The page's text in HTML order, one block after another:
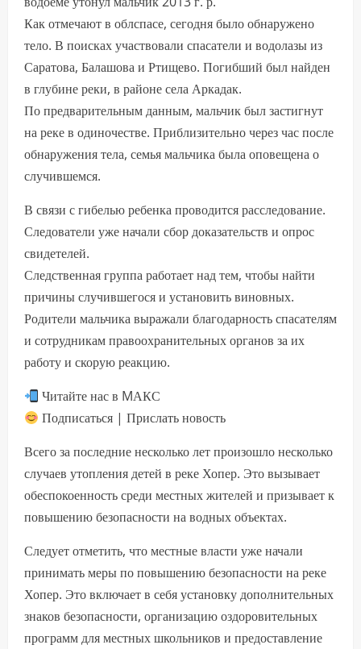
Как отмечают в облспасе, сегодня было обнаружено
тело. В поисках участвовали спасатели и водолазы из
Саратова, Балашова и Ртищево. Погибший был найден
в глубине реки, в районе села Аркадак.
По предварительным данным, мальчик был застигнут
на реке в одиночестве. Приблизительно через час после
обнаружения тела, семья мальчика была оповещена о
случившемся.
В связи с гибелью ребенка проводится расследование.
Следователи уже начали сбор доказательств и опрос
свидетелей.
Следственная группа работает над тем, чтобы найти
причины случившегося и установить виновных.
Родители мальчика выражали благодарность спасателям
и сотрудникам правоохранительных органов за их
работу и скорую реакцию.
Читайте нас в MАКС
Подписаться | Прислать новость
Всего за последние несколько лет произошло несколько
случаев утопления детей в реке Хопер. Это вызывает
обеспокоенность среди местных жителей и призывает к
повышению безопасности на водных объектах.
Следует отметить, что местные власти уже начали
принимать меры по повышению безопасности на реке
Хопер. Это включает в себя установку дополнительных
знаков безопасности, организацию оздоровительных
программ для местных школьников и предоставление